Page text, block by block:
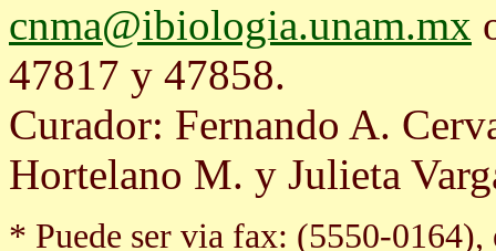
cnma@ibiologia.unam.mx
47817 y 47858.
Curador: Fernando A.
Hortelano M. y Julieta
* Puede ser via fax: (5550-